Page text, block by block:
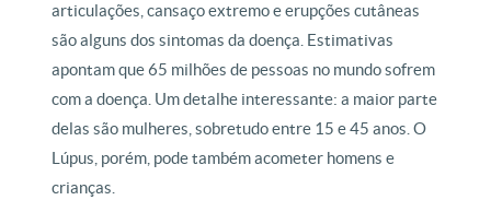
articulações, cansaço extremo e erupções cutâneas
são alguns dos sintomas da doença. Estimativas
apontam que 65 milhões de pessoas no mundo sofrem
com a doença. Um detalhe interessante: a maior parte
delas são mulheres, sobretudo entre 15 e 45 anos. O
Lúpus, porém, pode também acometer homens e
crianças.